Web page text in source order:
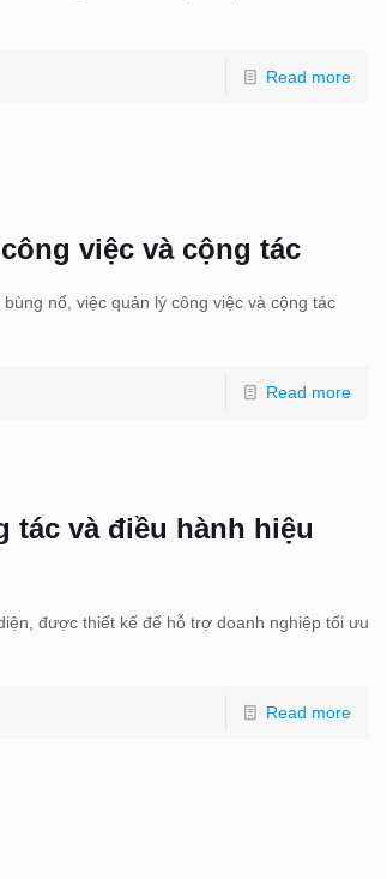
Read more
việc và cộng tác
nổ, việc quản lý công việc và cộng tác
Read more
tác và điều hành hiệu
được thiết kế để hỗ trợ doanh nghiệp tối ưu
Read more